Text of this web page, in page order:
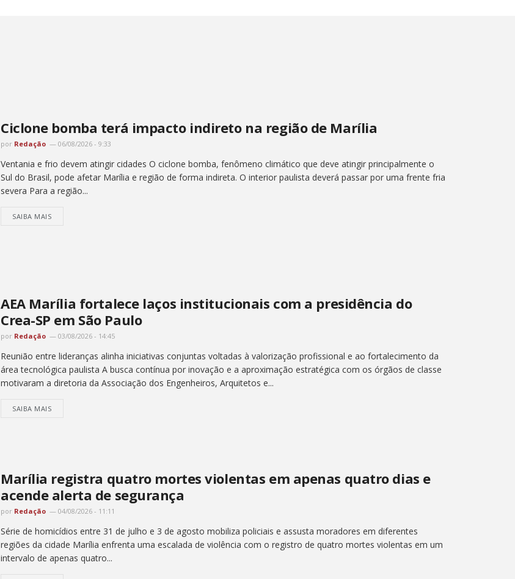
Ciclone bomba terá impacto indireto na região de Marília
por Redação 06/08/2026 - 9:33
Ventania e frio devem atingir cidades O ciclone bomba, fenômeno climático que deve atingir principalmente o
Sul do Brasil, pode afetar Marília e região de forma indireta. O interior paulista deverá passar por uma frente fria
severa Para a região...
SAIBA MAIS
AEA Marília fortalece laços institucionais com a presidência do
Crea-SP em São Paulo
por Redação 03/08/2026 - 14:45
Reunião entre lideranças alinha iniciativas conjuntas voltadas à valorização profissional e ao fortalecimento da
área tecnológica paulista A busca contínua por inovação e a aproximação estratégica com os órgãos de classe
motivaram a diretoria da Associação dos Engenheiros, Arquitetos e...
SAIBA MAIS
Marília registra quatro mortes violentas em apenas quatro dias e
acende alerta de segurança
por Redação 04/08/2026 - 11:11
Série de homicídios entre 31 de julho e 3 de agosto mobiliza policiais e assusta moradores em diferentes
regiões da cidade Marília enfrenta uma escalada de violência com o registro de quatro mortes violentas em um
intervalo de apenas quatro...